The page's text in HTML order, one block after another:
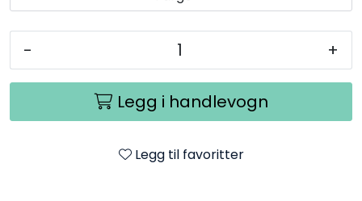
- +
Legg i handlevogn
Legg til favoritter